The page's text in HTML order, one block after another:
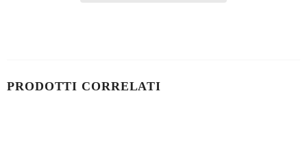
PRODOTTI CORRELATI